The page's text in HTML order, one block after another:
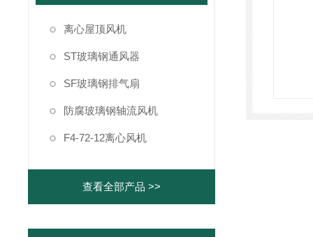
离心屋顶风机
ST玻璃钢通风器
SF玻璃钢排气扇
防腐玻璃钢轴流风机
F4-72-12离心风机
查看全部产品 >>